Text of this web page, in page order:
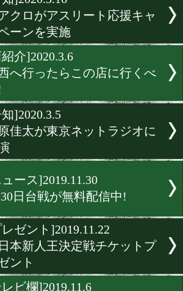
[告知]2020.6.6
東日本ボクシング協会がイ
タグラムも開始
[マジック]2020.4.25
ジロリアン陸のマジックシ
[告知]2020.3.16
ジアクロがアスリート応援
ンペーンを実施
[店紹介]2020.3.6
関西へ行ったらこの店に行
し!